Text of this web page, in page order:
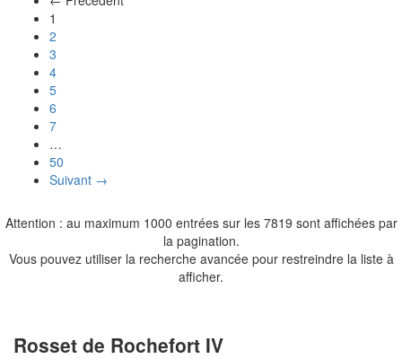
1
2
3
4
5
6
7
…
50
Suivant →
Attention : au maximum 1000 entrées sur les 7819 sont affichées par
la pagination.
Vous pouvez utiliser la recherche avancée pour restreindre la liste à
afficher.
Rosset de Rochefort IV